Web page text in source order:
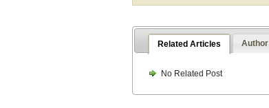
Related Articles Author
No Related Post